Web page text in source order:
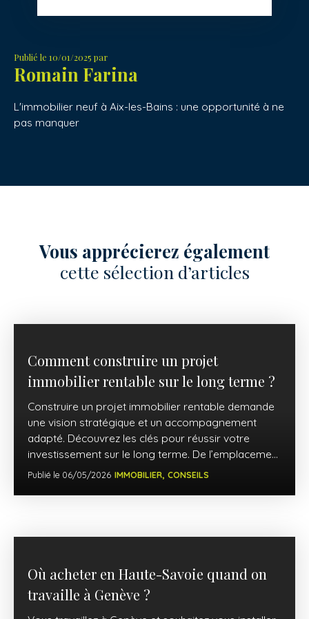
Publié le 10/01/2025 par
Romain Farina
L'immobilier neuf à Aix-les-Bains : une opportunité à ne
pas manquer
Vous apprécierez également
cette sélection d’articles
Comment construire un projet
immobilier rentable sur le long terme ?
Construire un projet immobilier rentable demande
une vision stratégique et un accompagnement
adapté. Découvrez les clés pour réussir votre
investissement sur le long terme. De l’emplacement
à la fiscalité, chaque levier compte pour optimiser
Publié le 06/05/2026 IMMOBILIER, CONSEILS
Où acheter en Haute-Savoie quand on
travaille à Genève ?